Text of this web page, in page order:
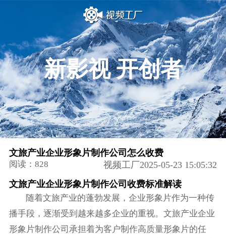
新影视 开创者
文旅产业企业形象片制作公司怎么收费
阅读：828
视频工厂2025-05-23 15:05:32
文旅产业企业形象片制作公司收费标准解读
随着文旅产业的蓬勃发展，企业形象片作为一种传
播手段，逐渐受到越来越多企业的重视。文旅产业企业
形象片制作公司承担着为客户制作高质量形象片的任